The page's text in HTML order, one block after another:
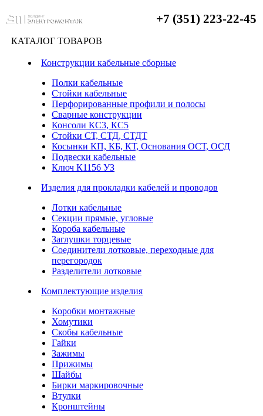
+7 (351) 223-22-45
КАТАЛОГ ТОВАРОВ
Конструкции кабельные сборные
Полки кабельные
Стойки кабельные
Перфорированные профили и полосы
Сварные конструкции
Консоли КС3, КС5
Стойки СТ, СТД, СТДТ
Косынки КП, КБ, КТ, Основания ОСТ, ОСД
Подвески кабельные
Ключ К1156 УЗ
Изделия для прокладки кабелей и проводов
Лотки кабельные
Секции прямые, угловые
Короба кабельные
Заглушки торцевые
Соединители лотковые, переходные для
перегородок
Разделители лотковые
Комплектующие изделия
Коробки монтажные
Хомутики
Скобы кабельные
Гайки
Зажимы
Прижимы
Шайбы
Бирки маркировочные
Втулки
Кронштейны